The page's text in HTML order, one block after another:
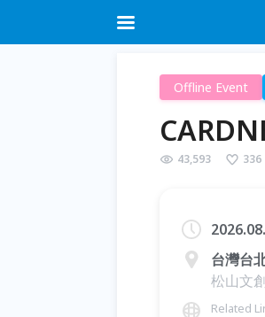
Offline Event
43,593 336
台灣台
松山文
Related